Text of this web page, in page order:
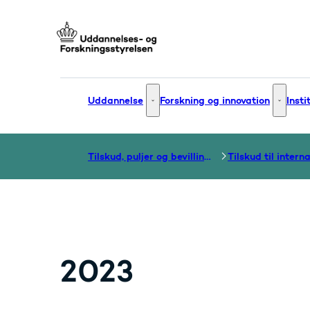
Uddannelse Uddannelse - Flere links
Forskning og innovation
Tilskud, puljer og bevillinger
2023